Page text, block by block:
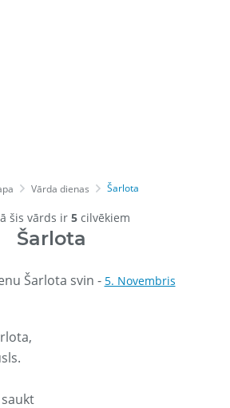
Vārda dienas Šarlota
šis vārds ir 5 cilvēkiem
Šarlota
Šarlota svin - 5. Novembris